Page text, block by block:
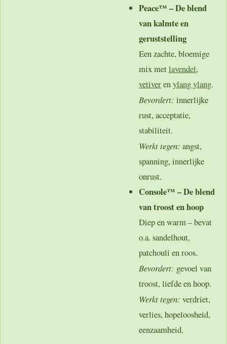
Peace™ – De blend
van kalmte en
geruststelling
Een zachte, bloemige
mix metlavendel,
vetiverenylang ylang.
Bevordert: innerlijke
rust, acceptatie,
stabiliteit.
Werkt tegen: angst,
spanning, innerlijke
onrust.
Console™ – De blend
van troost en hoop
Diep en warm – bevat
o.a. sandelhout,
patchouli en roos.
Bevordert: gevoel van
troost, liefde en hoop.
Werkt tegen: verdriet,
verlies, hopeloosheid,
eenzaamheid.